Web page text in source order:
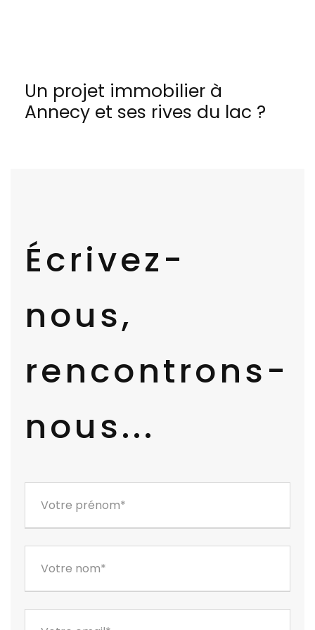
Un projet immobilier à
Annecy et ses rives du lac ?
Écrivez-
nous,
rencontrons-
nous...